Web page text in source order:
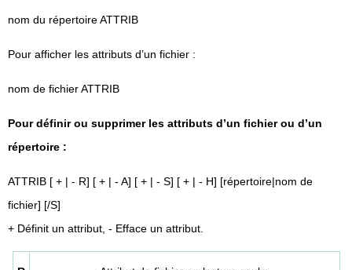
nom du répertoire ATTRIB
Pour afficher les attributs d’un fichier :
nom de fichier ATTRIB
Pour définir ou supprimer les attributs d’un fichier ou d’un
répertoire :
ATTRIB [ + | - R] [ + | - A] [ + | - S] [ + | - H] [répertoire|nom de
fichier] [/S]
+ Définit un attribut, - Efface un attribut.